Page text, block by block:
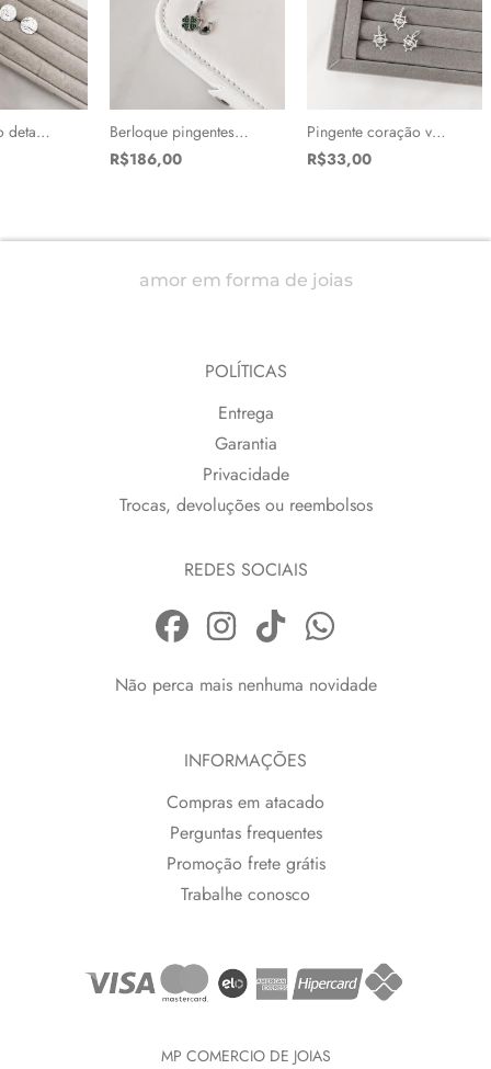
Brinco circulo detalhe texturizado 11mm
Berloque pingentes trevo e ferradura cravejados cristal e verde ródio
R$186,00
Pingente coração vazado detalhe bolinhas e olho 13mm
R$33,00
amor em forma de joias
POLÍTICAS
Entrega
Garantia
Privacidade
Trocas, devoluções ou reembolsos
REDES SOCIAIS
Não perca mais nenhuma novidade
INFORMAÇÕES
Compras em atacado
Perguntas frequentes
Promoção frete grátis
Trabalhe conosco
MP COMERCIO DE JOIAS